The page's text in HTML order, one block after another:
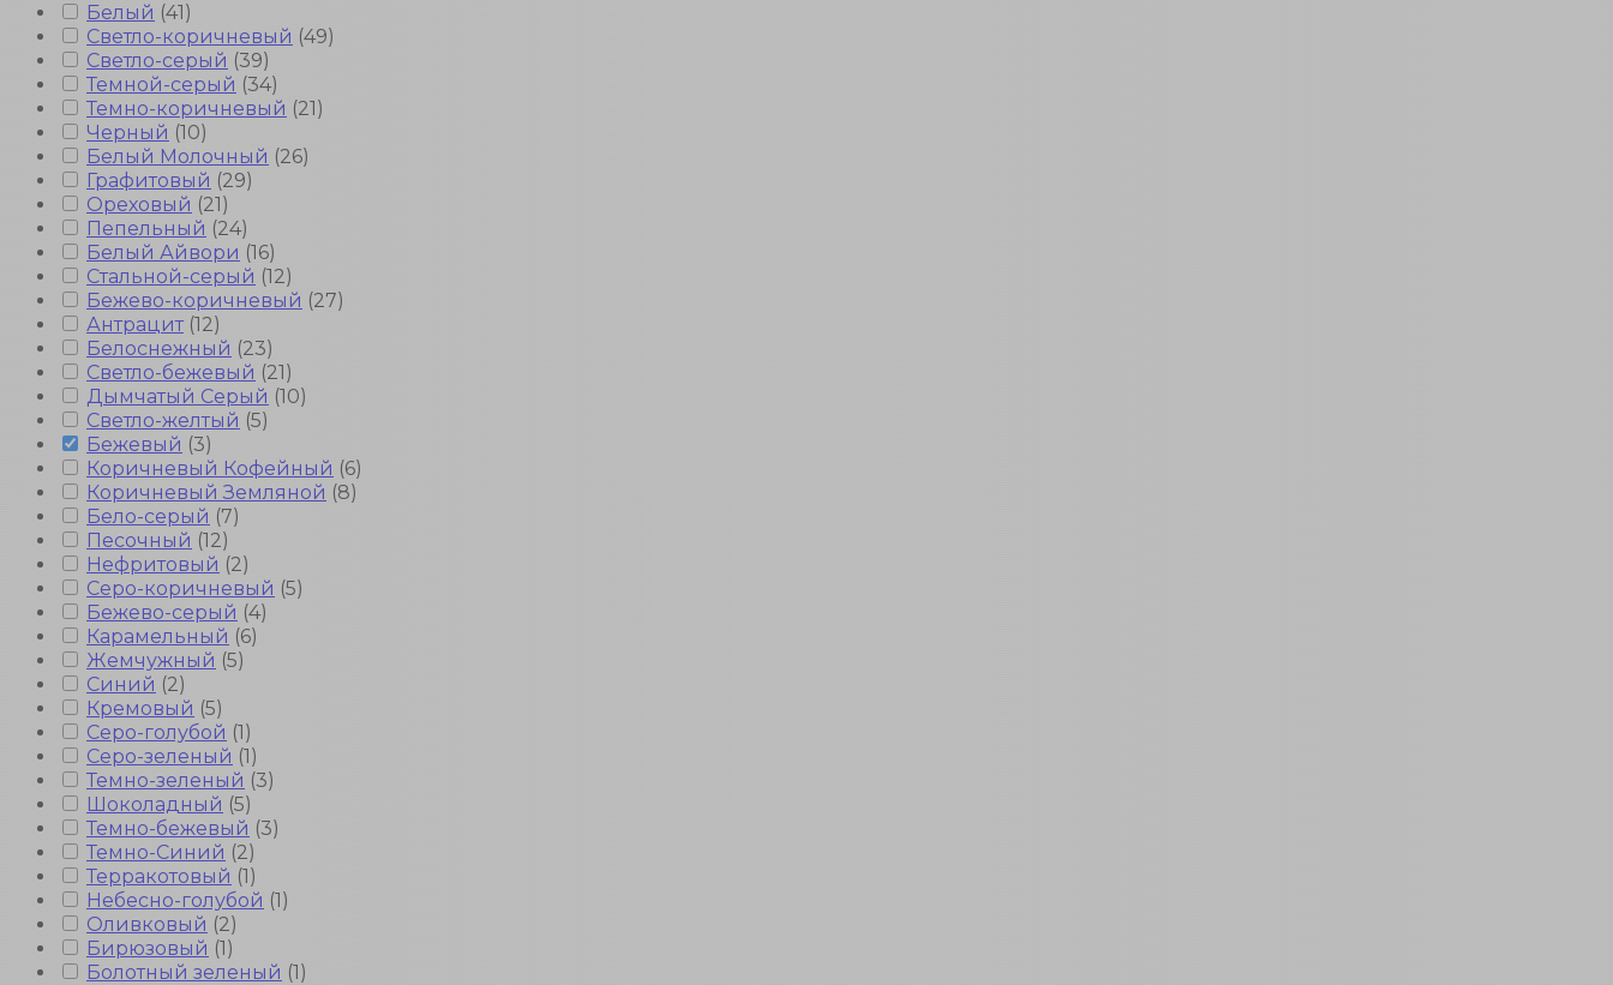
Белый (41)
Светло-коричневый (49)
Светло-серый (39)
Темной-серый (34)
Темно-коричневый (21)
Черный (10)
Белый Молочный (26)
Графитовый (29)
Ореховый (21)
Пепельный (24)
Белый Айвори (16)
Стальной-серый (12)
Бежево-коричневый (27)
Антрацит (12)
Белоснежный (23)
Светло-бежевый (21)
Дымчатый Серый (10)
Светло-желтый (5)
Бежевый (3)
Коричневый Кофейный (6)
Коричневый Земляной (8)
Бело-серый (7)
Песочный (12)
Нефритовый (2)
Серо-коричневый (5)
Бежево-серый (4)
Карамельный (6)
Жемчужный (5)
Синий (2)
Кремовый (5)
Серо-голубой (1)
Серо-зеленый (1)
Темно-зеленый (3)
Шоколадный (5)
Темно-бежевый (3)
Темно-Синий (2)
Терракотовый (1)
Небесно-голубой (1)
Оливковый (2)
Бирюзовый (1)
Болотный зеленый (1)